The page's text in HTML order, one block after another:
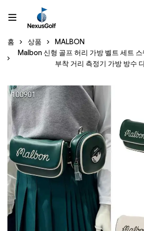
홈 상품
MALBON
Malbon 신형 골프 허리 가방 벨트 세트
부착 거리 측정기 가방 방수